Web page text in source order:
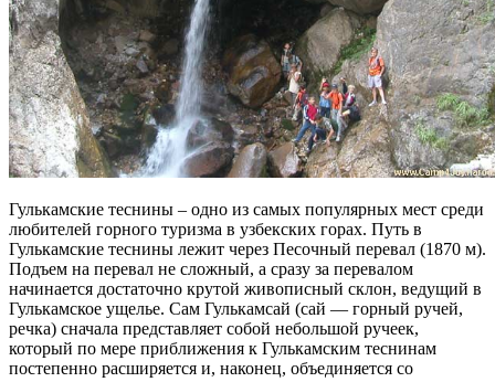
Гулькамские теснины – одно из самых популярных мест среди
любителей горного туризма в узбекских горах. Путь в
Гулькамские теснины лежит через Песочный перевал (1870 м).
Подъем на перевал не сложный, а сразу за перевалом
начинается достаточно крутой живописный склон, ведущий в
Гулькамское ущелье. Сам Гулькамсай (сай — горный ручей,
речка) сначала представляет собой небольшой ручеек,
который по мере приближения к Гулькамским теснинам
постепенно расширяется и, наконец, объединяется со